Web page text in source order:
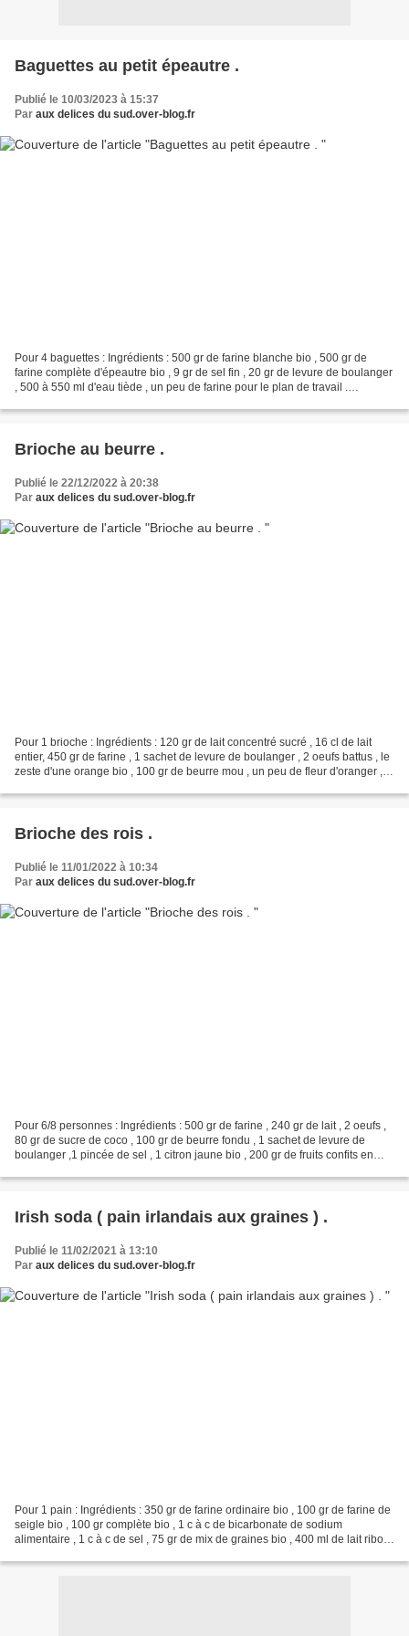
Baguettes au petit épeautre .
Publié le 10/03/2023 à 15:37
Par aux delices du sud.over-blog.fr
Pour 4 baguettes : Ingrédients : 500 gr de farine blanche bio , 500 gr de
farine complète d'épeautre bio , 9 gr de sel fin , 20 gr de levure de boulanger
, 500 à 550 ml d'eau tiède , un peu de farine pour le plan de travail .
Brioche au beurre .
Publié le 22/12/2022 à 20:38
Par aux delices du sud.over-blog.fr
Pour 1 brioche : Ingrédients : 120 gr de lait concentré sucré , 16 cl de lait
entier, 450 gr de farine , 1 sachet de levure de boulanger , 2 oeufs battus , le
zeste d'une orange bio , 100 gr de beurre mou , un peu de fleur d'oranger , 1
Brioche des rois .
Publié le 11/01/2022 à 10:34
Par aux delices du sud.over-blog.fr
Pour 6/8 personnes : Ingrédients : 500 gr de farine , 240 gr de lait , 2 oeufs ,
80 gr de sucre de coco , 100 gr de beurre fondu , 1 sachet de levure de
boulanger ,1 pincée de sel , 1 citron jaune bio , 200 gr de fruits confits en
Irish soda ( pain irlandais aux graines ) .
Publié le 11/02/2021 à 13:10
Par aux delices du sud.over-blog.fr
Pour 1 pain : Ingrédients : 350 gr de farine ordinaire bio , 100 gr de farine de
seigle bio , 100 gr complète bio , 1 c à c de bicarbonate de sodium
alimentaire , 1 c à c de sel , 75 gr de mix de graines bio , 400 ml de lait ribot .